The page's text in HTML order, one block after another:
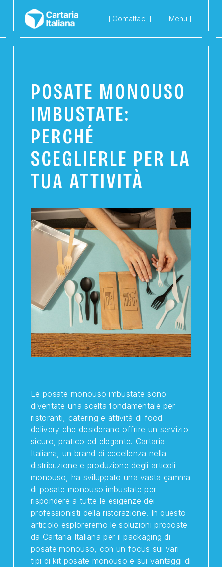
[ Contattaci ] [ Menu ]
POSATE MONOUSO
IMBUSTATE:
PERCHÉ
SCEGLIERLE PER LA
TUA ATTIVITÀ
Le posate monouso imbustate sono
diventate una scelta fondamentale per
ristoranti, catering e attività di food
delivery che desiderano offrire un servizio
sicuro, pratico ed elegante. Cartaria
Italiana, un brand di eccellenza nella
distribuzione e produzione degli articoli
monouso, ha sviluppato una vasta gamma
di posate monouso imbustate per
rispondere a tutte le esigenze dei
professionisti della ristorazione. In questo
articolo esploreremo le soluzioni proposte
da Cartaria Italiana per il packaging di
posate monouso, con un focus sui vari
tipi di kit posate monouso e sui vantaggi di